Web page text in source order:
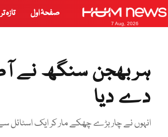
7 Aug, 2026
صفحۂ اول تازہ
ہربھجن سنگھ نے
دے دیا
انہوں نے چار بڑے چھکے مار کر ایک اسٹائل